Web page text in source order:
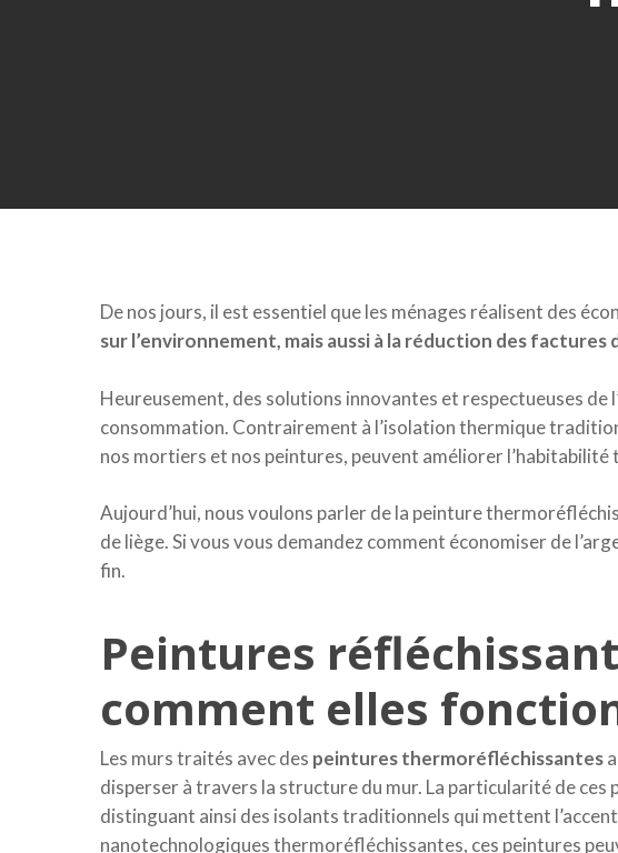
De nos jours, il est essentiel que les ménages réalisent des
sur l’environnement, mais aussi à la réduction des factures
Heureusement, des solutions innovantes et respectueuses de
consommation. Contrairement à l’isolation thermique
nos mortiers et nos peintures, peuvent améliorer
Aujourd’hui, nous voulons parler de la peinture
de liège. Si vous vous demandez comment économiser de
fin.
Peintures
comment elles
Les murs traités avec des peintures thermoréfléchissantes
disperser à travers la structure du mur. La particularité de
distinguant ainsi des isolants traditionnels qui mettent
nanotechnologiques thermoréfléchissantes, ces peintures